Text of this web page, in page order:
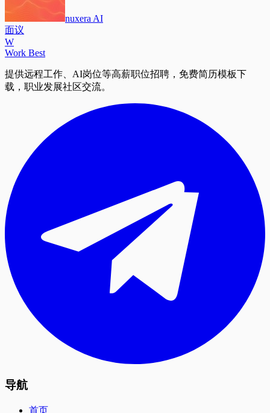
nuxera AI
面议
W
Work Best
提供远程工作、AI岗位等高薪职位招聘，免费简历模板下
载，职业发展社区交流。
导航
首页